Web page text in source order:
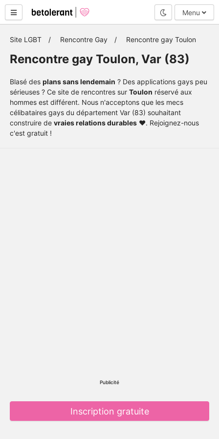
Mode nuit
Menu
Site LGBT Rencontre Gay Rencontre gay Toulon
Rencontre gay Toulon, Var (83)
Blasé des plans sans lendemain ? Des applications gays peu
sérieuses ? Ce site de rencontres sur Toulon réservé aux
hommes est différent. Nous n'acceptons que les mecs
célibataires gays du département Var (83) souhaitant
construire de vraies relations durables ❤️. Rejoignez-nous
c'est gratuit !
Publicité
Inscription gratuite